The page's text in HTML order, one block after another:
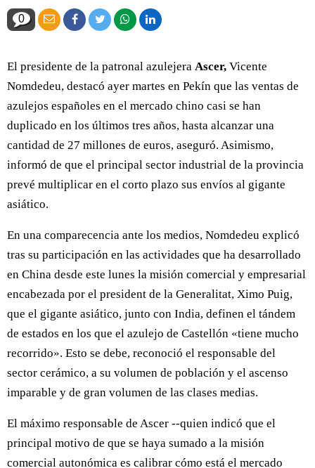
0
El presidente de la patronal azulejera Ascer, Vicente
Nomdedeu, destacó ayer martes en Pekín que las ventas de
azulejos españoles en el mercado chino casi se han
duplicado en los últimos tres años, hasta alcanzar una
cantidad de 27 millones de euros, aseguró. Asimismo,
informó de que el principal sector industrial de la provincia
prevé multiplicar en el corto plazo sus envíos al gigante
asiático.
En una comparecencia ante los medios, Nomdedeu explicó
tras su participación en las actividades que ha desarrollado
en China desde este lunes la misión comercial y empresarial
encabezada por el president de la Generalitat, Ximo Puig,
que el gigante asiático, junto con India, definen el tándem
de estados en los que el azulejo de Castellón «tiene mucho
recorrido». Esto se debe, reconoció el responsable del
sector cerámico, a su volumen de población y el ascenso
imparable y de gran volumen de las clases medias.
El máximo responsable de Ascer --quien indicó que el
principal motivo de que se haya sumado a la misión
comercial autonómica es calibrar cómo está el mercado